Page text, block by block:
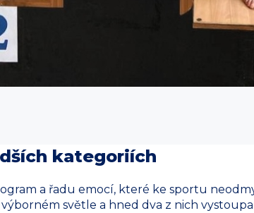
kategoriích
a řadu emocí, které ke sportu
výborném světle a hned dva z nich